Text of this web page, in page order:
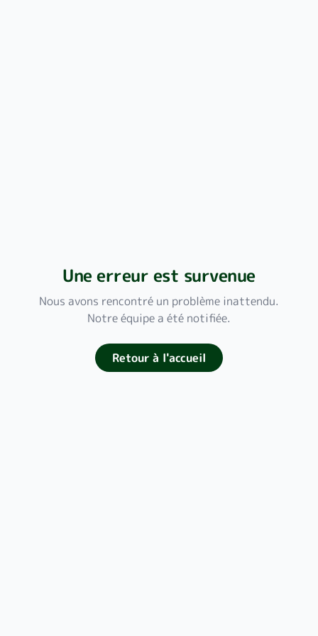
Une erreur est survenue
Nous avons rencontré un problème inattendu.
Notre équipe a été notifiée.
Retour à l'accueil